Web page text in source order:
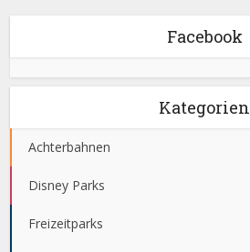
Facebook
Kategorien
Achterbahnen
Disney Parks
Freizeitparks